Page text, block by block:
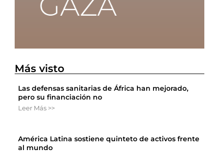
Más visto
Las defensas sanitarias de África han mejorado,
pero su financiación no
Leer Más >>
América Latina sostiene quinteto de activos frente
al mundo